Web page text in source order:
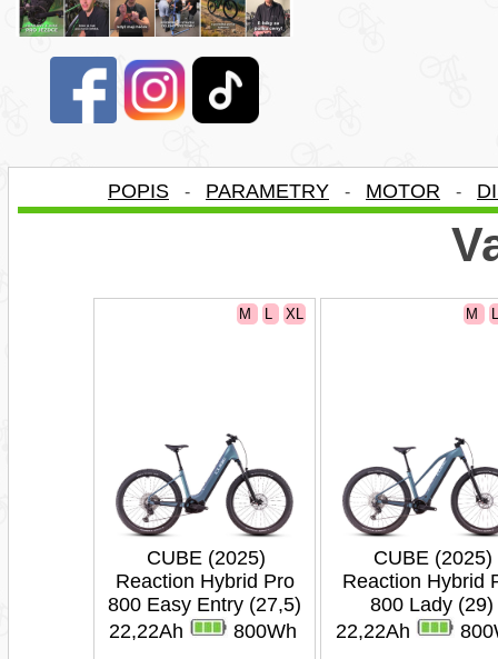
POPIS - PARAMETRY - MOTOR -
M L XL
CUBE (2025)
Reaction Hybrid Pro
800 Easy Entry (27,5)
22,22Ah
800Wh
M
CUBE (2025)
Reaction Hybrid
800 Lady (29)
22,22Ah